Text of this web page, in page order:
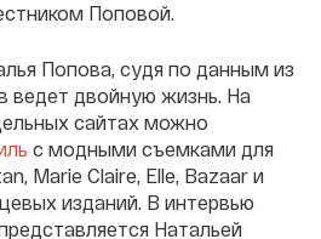
Поповой.
Попова, судя по данным из
ведет двойную жизнь. На
сайтах можно
с модными съемками для
Marie Claire, Elle, Bazaar и
изданий. В интервью
Натальей